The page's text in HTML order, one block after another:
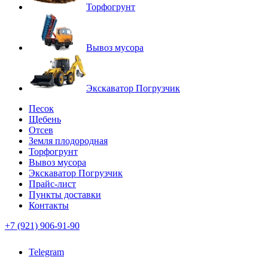
Торфогрунт
Вывоз мусора
Экскаватор Погрузчик
Песок
Щебень
Отсев
Земля плодородная
Торфогрунт
Вывоз мусора
Экскаватор Погрузчик
Прайс-лист
Пункты доставки
Контакты
+7 (921) 906-91-90
Telegram